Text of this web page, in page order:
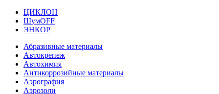
ЦИКЛОН
ШумOFF
ЭНКОР
Абразивные материалы
Автокрепеж
Автохимия
Антикоррозийные материалы
Аэрография
Аэрозоли